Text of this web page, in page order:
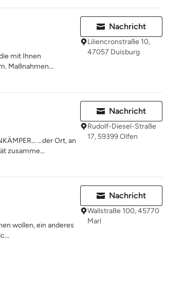
mit Ihnen
Maßnahmen...
Nachricht
Liliencronstraße 10,
47057 Duisburg
Sternen
…der Ort, an
zusamme...
Nachricht
Rudolf-Diesel-Straße
17, 59399 Olfen
Sternen
wollen, ein anderes
Nachricht
Wallstraße 100, 45770
Marl